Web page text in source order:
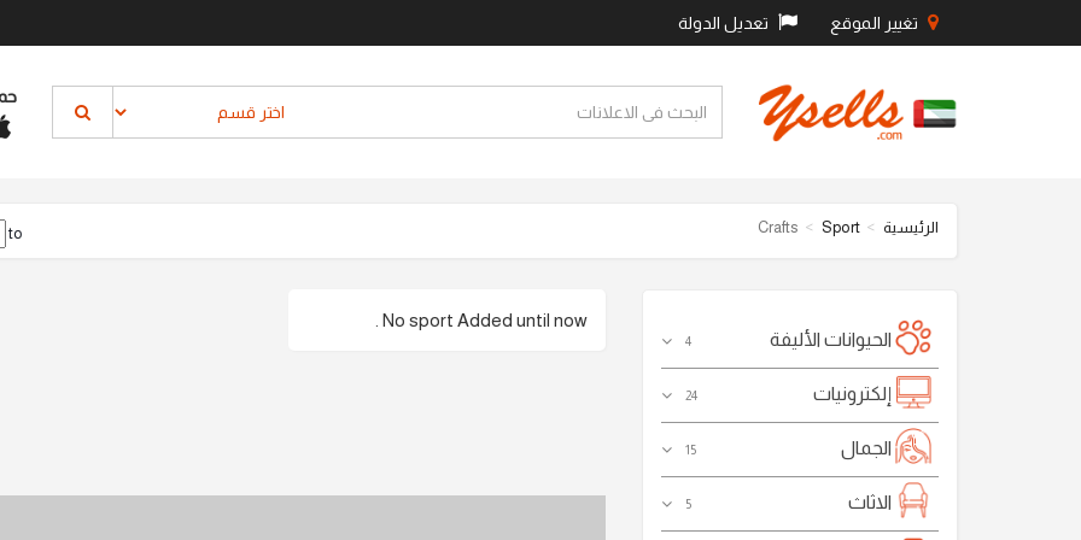
تغيير الموقع تعديل الدولة
الرئيسية Sport
Crafts
to
الحيوانات الأليفة 4
إلكترونيات 24
الجمال 15
الاثاث 5
No sport Added until now .